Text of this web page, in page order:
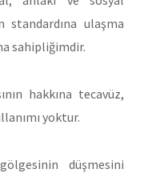
standardına ulaşma
sahipliğimdir.
hakkına tecavüz,
yoktur.
düşmesini